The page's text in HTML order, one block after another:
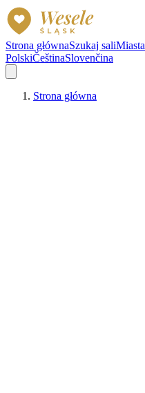
Strona głównaSzukaj saliMiasta
PolskiČeštinaSlovenčina
Strona główna